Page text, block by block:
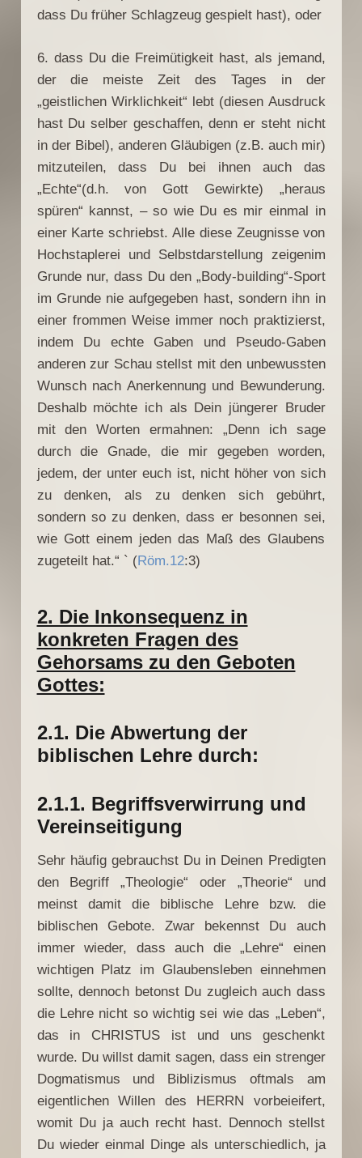
dass Du früher Schlagzeug gespielt hast), oder
6. dass Du die Freimütigkeit hast, als jemand,
der die meiste Zeit des Tages in der
„geistlichen Wirklichkeit“ lebt (diesen Ausdruck
hast Du selber geschaffen, denn er steht nicht
in der Bibel), anderen Gläubigen (z.B. auch mir)
mitzuteilen, dass Du bei ihnen auch das
„Echte“(d.h. von Gott Gewirkte) „heraus
spüren“ kannst, – so wie Du es mir einmal in
einer Karte schriebst. Alle diese Zeugnisse von
Hochstaplerei und Selbstdarstellung zeigenim
Grunde nur, dass Du den „Body-building“-Sport
im Grunde nie aufgegeben hast, sondern ihn in
einer frommen Weise immer noch praktizierst,
indem Du echte Gaben und Pseudo-Gaben
anderen zur Schau stellst mit den unbewussten
Wunsch nach Anerkennung und Bewunderung.
Deshalb möchte ich als Dein jüngerer Bruder
mit den Worten ermahnen: „Denn ich sage
durch die Gnade, die mir gegeben worden,
jedem, der unter euch ist, nicht höher von sich
zu denken, als zu denken sich gebührt,
sondern so zu denken, dass er besonnen sei,
wie Gott einem jeden das Maß des Glaubens
zugeteilt hat.“ ` (Röm.12:3)
2. Die Inkonsequenz in
konkreten Fragen des
Gehorsams zu den Geboten
Gottes:
2.1. Die Abwertung der
biblischen Lehre durch:
2.1.1. Begriffsverwirrung und
Vereinseitigung
Sehr häufig gebrauchst Du in Deinen Predigten
den Begriff „Theologie“ oder „Theorie“ und
meinst damit die biblische Lehre bzw. die
biblischen Gebote. Zwar bekennst Du auch
immer wieder, dass auch die „Lehre“ einen
wichtigen Platz im Glaubensleben einnehmen
sollte, dennoch betonst Du zugleich auch dass
die Lehre nicht so wichtig sei wie das „Leben“,
das in CHRISTUS ist und uns geschenkt
wurde. Du willst damit sagen, dass ein strenger
Dogmatismus und Biblizismus oftmals am
eigentlichen Willen des HERRN vorbeieifert,
womit Du ja auch recht hast. Dennoch stellst
Du wieder einmal Dinge als unterschiedlich, ja